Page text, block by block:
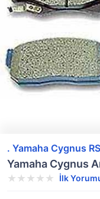
. Yamaha Cygnus
Yamaha Cygnus
İlk